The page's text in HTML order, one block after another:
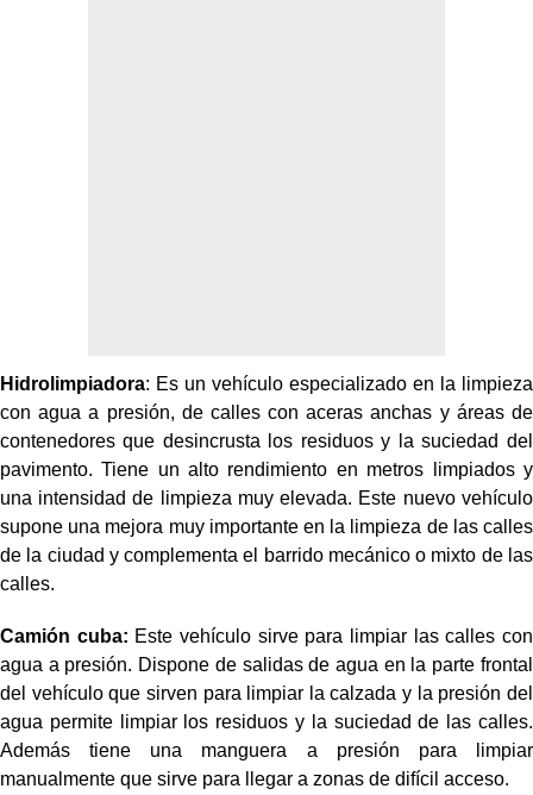
Hidrolimpiadora: Es un vehículo especializado en la limpieza
con agua a presión, de calles con aceras anchas y áreas de
contenedores que desincrusta los residuos y la suciedad del
pavimento. Tiene un alto rendimiento en metros limpiados y
una intensidad de limpieza muy elevada. Este nuevo vehículo
supone una mejora muy importante en la limpieza de las calles
de la ciudad y complementa el barrido mecánico o mixto de las
calles.
Camión cuba: Este vehículo sirve para limpiar las calles con
agua a presión. Dispone de salidas de agua en la parte frontal
del vehículo que sirven para limpiar la calzada y la presión del
agua permite limpiar los residuos y la suciedad de las calles.
Además tiene una manguera a presión para limpiar
manualmente que sirve para llegar a zonas de difícil acceso.